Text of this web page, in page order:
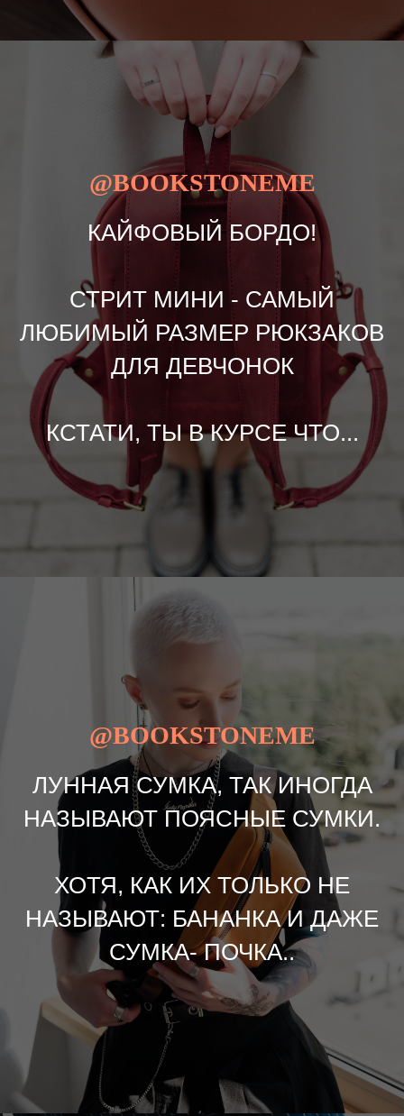
@BOOKSTONEME
КАЙФОВЫЙ БОРДО!
СТРИТ МИНИ - САМЫЙ
ЛЮБИМЫЙ РАЗМЕР РЮКЗАКОВ
ДЛЯ ДЕВЧОНОК
КСТАТИ, ТЫ В КУРСЕ ЧТО...
@BOOKSTONEME
ЛУННАЯ СУМКА, ТАК ИНОГДА
НАЗЫВАЮТ ПОЯСНЫЕ СУМКИ.
ХОТЯ, КАК ИХ ТОЛЬКО НЕ
НАЗЫВАЮТ: БАНАНКА И ДАЖЕ
СУМКА- ПОЧКА..